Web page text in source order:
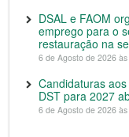
DSAL e FAOM
emprego para o
restauração na
6 de Agosto de 2026
Candidaturas
DST para 2027
6 de Agosto de 2026